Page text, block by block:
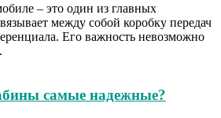
– это один из главных
между собой коробку передач
Его важность невозможно
самые надежные?